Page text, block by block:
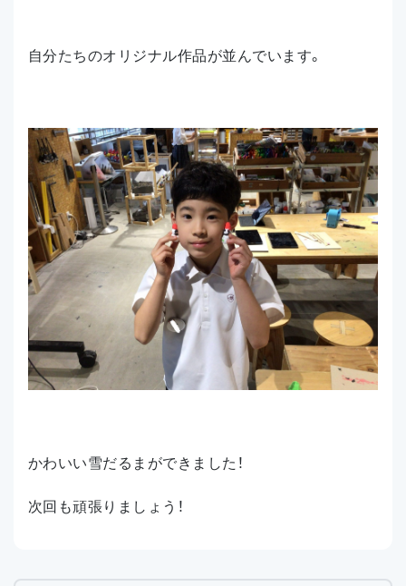
自分たちのオリジナル作品が並んでいます。
かわいい雪だるまができました！
次回も頑張りましょう！